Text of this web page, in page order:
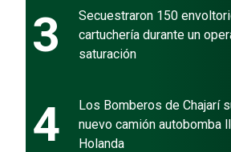
3
Secuestraron 150
cartuchería durante un
saturación
4
Los Bomberos de Chajarí
nuevo camión autobomba
Holanda